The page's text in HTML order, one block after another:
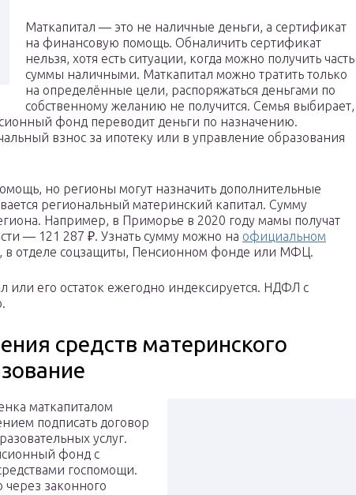
Маткапитал — это не наличные деньги, а сертификат
на финансовую помощь. Обналичить сертификат
нельзя, хотя есть ситуации, когда можно получить часть
суммы наличными. Маткапитал можно тратить только
на определённые цели, распоряжаться деньгами по
собственному желанию не получится. Семья выбирает,
фонд переводит деньги по назначению.
взнос за ипотеку или в управление образования
но регионы могут назначить дополнительные
региональный материнский капитал. Сумму
Например, в Приморье в 2020 году мамы получат
— 121 287 ₽. Узнать сумму можно на официальном
, в отделе соцзащиты, Пенсионном фонде или МФЦ.
или его остаток ежегодно индексируется. НДФЛ с
средств материнского
маткапиталом
подписать договор
услуг.
фонд с
госпомощи.
через законного